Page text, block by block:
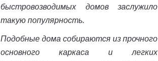
быстровозводимых домов заслужило
такую популярность.
Подобные дома собираются из прочного
основного каркаса и легких